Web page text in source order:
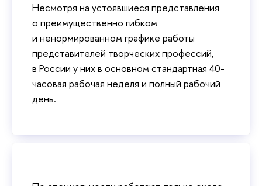
Несмотря на устоявшиеся представления
о преимущественно гибком
и ненормированном графике работы
представителей творческих профессий,
в России у них в основном стандартная 40-
часовая рабочая неделя и полный рабочий
день.